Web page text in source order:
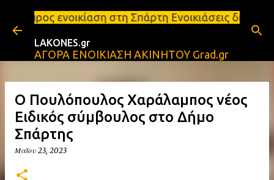
Μετάβαση στο κύριο περιεχόμενο
στη Σπάρτη Ενοικιάσεις διαμερισμάτων
LAKONES.gr
ΑΓΟΡΑ ΕΝΟΙΚΙΑΣΗ ΑΚΙΝΗΤΟΥ Grad.gr
Ο Πουλόπουλος Χαράλαμπος νέος
Ειδικός σύμβουλος στο Δήμο
Σπάρτης
Μαΐου 23, 2023